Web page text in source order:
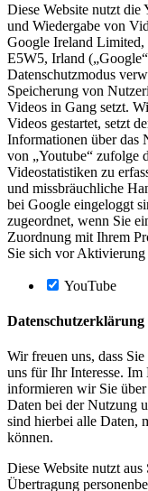
Diese Website nutzt
und Wiedergabe von
Google Ireland
E5W5, Irland
Datenschutzmodus
Speicherung von
Videos in Gang setzt.
Videos gestartet, setzt
Informationen über das
von „Youtube“ zufolge
Videostatistiken zu
und missbräuchliche
bei Google eingeloggt
zugeordnet, wenn Sie
Zuordnung mit Ihrem
Sie sich vor Aktivierung
YouTube
Datenschutzerklärung
Wir freuen uns, dass
uns für Ihr Interesse. Im
informieren wir Sie
Daten bei der Nutzung
sind hierbei alle Daten,
können.
Diese Website nutzt
Übertragung